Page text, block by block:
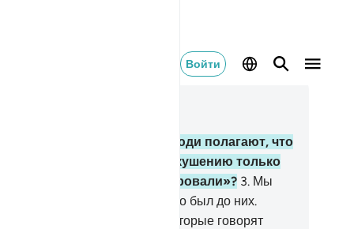
Войти
Неужели люди полагают, что
и не подвергнут искушению только
что они скажут: «Мы уверовали»? 3. Мы
подвергли искушению тех, кто был до них.
непременно узнает тех, которые говорят